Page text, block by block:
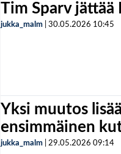
Tim Sparv jättää
jukka_malm 30.05.2026 10:45
Yksi muutos
ensimmäinen
jukka_malm 29.05.2026 09:14